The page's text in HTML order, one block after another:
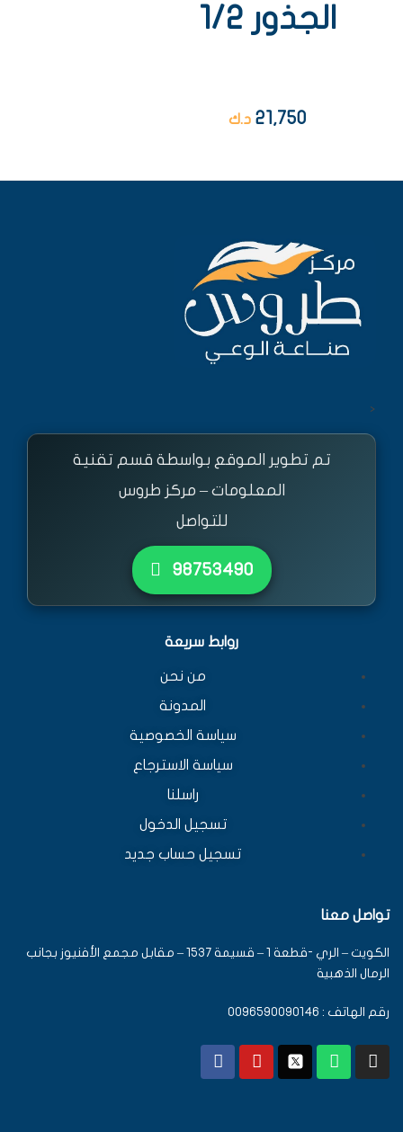
الجذور 1/2
21,750 د.ك
<
تم تطوير الموقع بواسطة قسم تقنية
المعلومات – مركز طروس
للتواصل
٩٨٧٥٣٤٩٠
روابط سريعة
من نحن
المدونة
سياسة الخصوصية
سياسة الاسترجاع
راسلنا
تسجيل الدخول
تسجيل حساب جديد
تواصل معنا
الكويت – الري -قطعة 1 – قسيمة 1537 – مقابل مجمع الأفنيوز بجانب
الرمال الذهبية
رقم الهاتف : 0096590090146